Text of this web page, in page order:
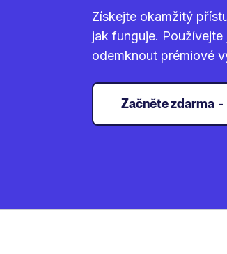
Získejte okamžitý
jak funguje.
odemknout prémiové
Začněte zdarma -